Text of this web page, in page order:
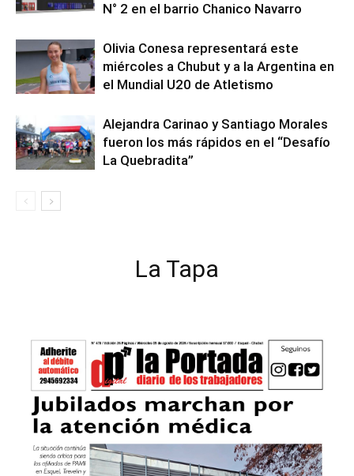
N° 2 en el barrio Chanico Navarro
Olivia Conesa representará este
miércoles a Chubut y a la Argentina en
el Mundial U20 de Atletismo
Alejandra Carinao y Santiago Morales
fueron los más rápidos en el “Desafío
La Quebradita”
La Tapa